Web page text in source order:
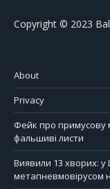
Copyright © 2023
About
Privacy
Фейк про примусову
фальшиві листи
Виявили 13 хворих: у
метапневмовірусом